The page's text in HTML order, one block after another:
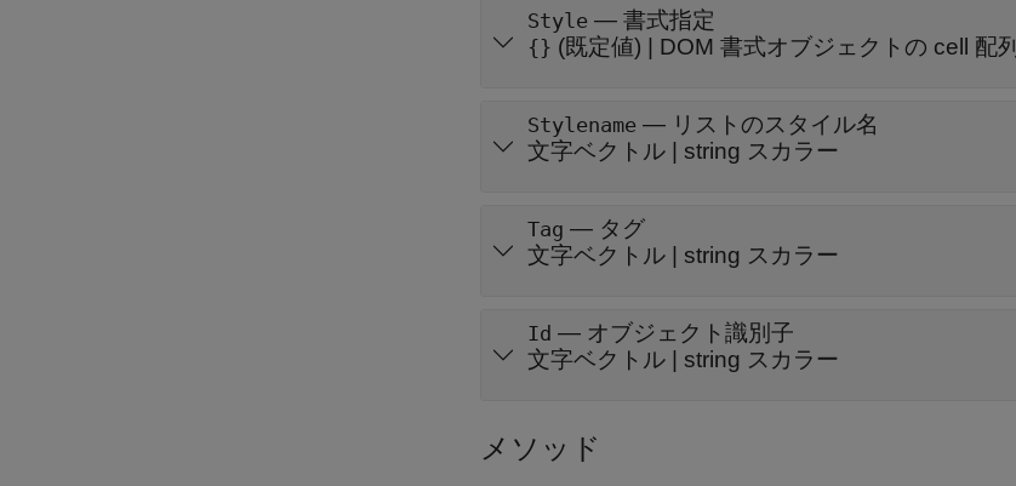
Style — 書式指定
{} (既定値) | DOM 書式オブジェクトの cell 配列
Stylename — リストのスタイル名
文字ベクトル
string スカラー
Tag — タグ
文字ベクトル
string スカラー
Id — オブジェクト識別子
文字ベクトル
string スカラー
メソッド